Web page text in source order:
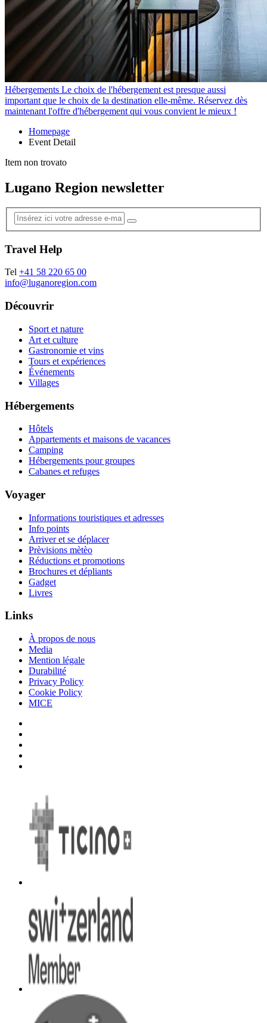
Hébergements Le choix de l'hébergement est presque aussi
important que le choix de la destination elle-même. Réservez dès
maintenant l'offre d'hébergement qui vous convient le mieux !
Homepage
Event Detail
Item non trovato
Lugano Region newsletter
Travel Help
Tel +41 58 220 65 00
info@luganoregion.com
Découvrir
Sport et nature
Art et culture
Gastronomie et vins
Tours et expériences
Événements
Villages
Hébergements
Hôtels
Appartements et maisons de vacances
Camping
Hébergements pour groupes
Cabanes et refuges
Voyager
Informations touristiques et adresses
Info points
Arriver et se déplacer
Prèvisions mètèo
Réductions et promotions
Brochures et dépliants
Gadget
Livres
Links
À propos de nous
Media
Mention légale
Durabilité
Privacy Policy
Cookie Policy
MICE